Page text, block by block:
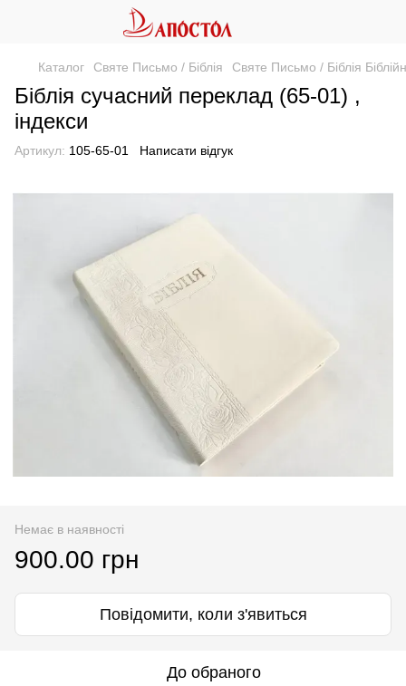
Каталог Святе Письмо / Біблія Святе Письмо / Біблія
Біблія сучасний переклад (65-01) ,
індекси
Артикул: 105-65-01 Написати відгук
Немає в наявності
900.00 грн
Повідомити, коли з'явиться
До обраного